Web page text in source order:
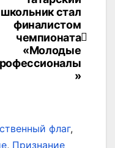
школьник стал
финалистом
чемпионата
«Молодые
»
флаг,
, Признание